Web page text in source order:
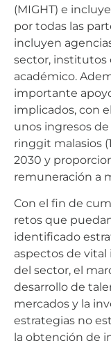
(MIGHT) e
por todas las
incluyen
sector, institutos
académico.
importante
implicados, con
unos ingresos
ringgit malasios
2030 y
remuneración a
Con el fin de
retos que
identificado
aspectos de
del sector, el
desarrollo de
mercados y la
estrategias no
la obtención de